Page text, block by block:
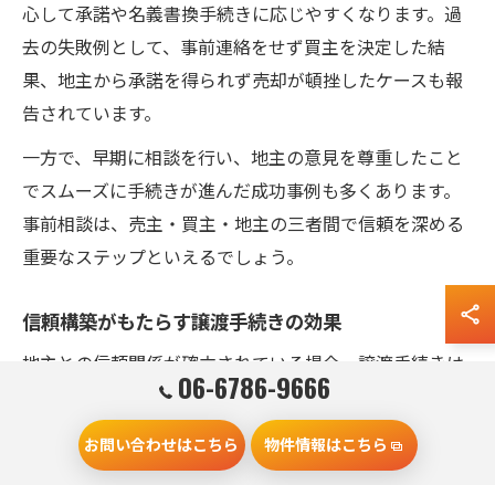
心して承諾や名義書換手続きに応じやすくなります。過
去の失敗例として、事前連絡をせず買主を決定した結
果、地主から承諾を得られず売却が頓挫したケースも報
告されています。
一方で、早期に相談を行い、地主の意見を尊重したこと
でスムーズに手続きが進んだ成功事例も多くあります。
事前相談は、売主・買主・地主の三者間で信頼を深める
重要なステップといえるでしょう。
信頼構築がもたらす譲渡手続きの効果
地主との信頼関係が確立されている場合、譲渡手続きは
驚くほどスムーズに進みます。例えば、承諾料の減額や
支払い方法の柔軟化、名義書換の迅速化など、双方にと
って有利な条件が引き出せることが多いです。
06-6786-9666
お問い合わせはこちら 物件情報はこちら